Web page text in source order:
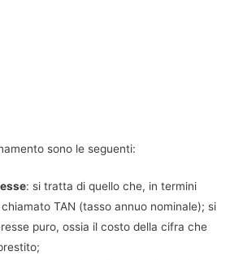
sono le seguenti:
: si tratta di quello che, in termini
TAN (tasso annuo nominale); si
puro, ossia il costo della cifra che